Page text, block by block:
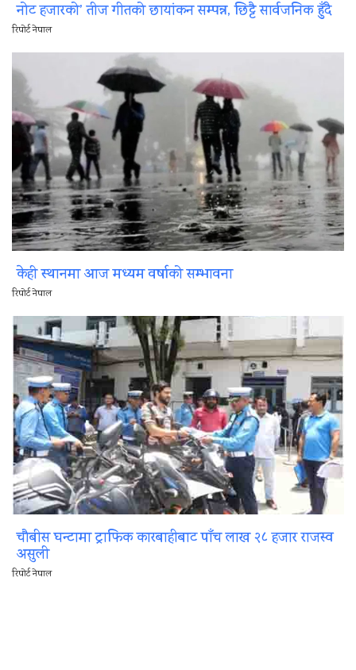
नोट हजारको’ तीज गीतको छायांकन सम्पन्न, छिट्टै सार्वजनिक हुँदै
रिपोर्ट नेपाल
केही स्थानमा आज मध्यम वर्षाको सम्भावना
रिपोर्ट नेपाल
चौबीस घन्टामा ट्राफिक कारबाहीबाट पाँच लाख २८ हजार राजस्व
असुली
रिपोर्ट नेपाल